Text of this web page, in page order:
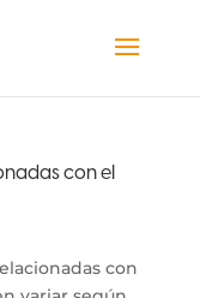
con el
con